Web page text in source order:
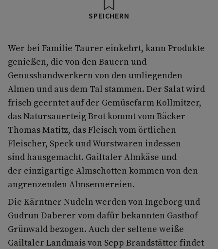
SPEICHERN
Wer bei Familie Taurer einkehrt, kann Produkte
genießen, die von den Bauern und
Genusshandwerkern von den umliegenden
Almen und aus dem Tal stammen. Der Salat wird
frisch geerntet auf der Gemüsefarm Kollmitzer,
das Natur­sauerteig­ Brot kommt vom Bäcker
Thomas Matitz, das Fleisch vom örtlichen
Fleischer, Speck und Wurstwaren indessen
sind hausgemacht. Gailtaler Almkäse und
der einzigartige Almschotten kommen von den
angrenzenden Almsennereien.
Die Kärntner Nudeln werden von Ingeborg und
Gudrun Daberer vom dafür bekannten Gasthof
Grünwald bezogen. Auch der seltene weiße
Gailtaler Landmais von Sepp Brandstätter findet